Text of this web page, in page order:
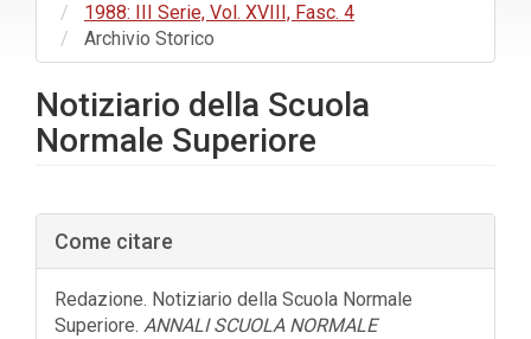
1988: III Serie, Vol. XVIII, Fasc. 4
Archivio Storico
Notiziario della Scuola
Normale Superiore
Barra
laterale
dell'articolo
Come citare
Redazione. Notiziario della Scuola Normale
Superiore. ANNALI SCUOLA NORMALE